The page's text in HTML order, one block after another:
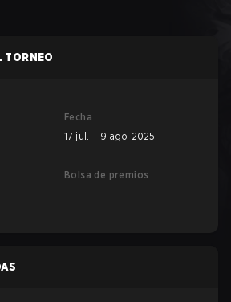
TORNEO
Fecha
17 jul. – 9 ago. 2025
Bolsa de premios